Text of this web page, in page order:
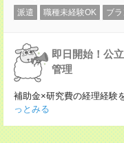
派遣 職種未経験OK ブ
即日開始！公
管理
補助金×研究費の経理経験
っとみる